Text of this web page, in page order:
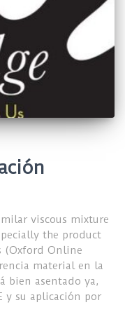
viscous mixture
the product
(Oxford Online
material en la
bien asentado ya,
y su aplicación por